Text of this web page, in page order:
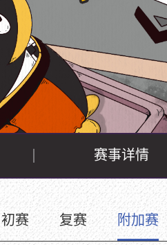
赛事详情
初赛 复赛 附加赛